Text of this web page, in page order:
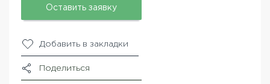
Оставить заявку
Добавить в закладки
Поделиться